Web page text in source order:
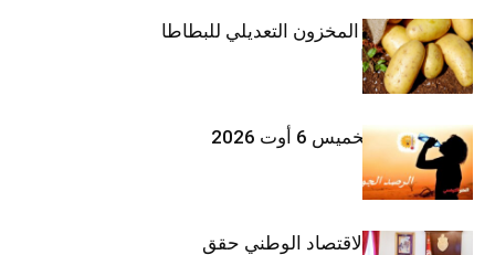
وزارة الفلاحة : المخزون التعديلي للبطاطا
بلغ 12392 طنا
طقس اليوم الخميس 6 أوت 2026
وزيرة المالية: الاقتصاد الوطني حقق